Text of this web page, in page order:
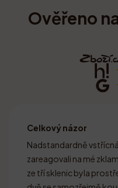
Ověřeno
Celkový názor
Nadstandardně
zareagovali na mé
ze tří sklenic byla